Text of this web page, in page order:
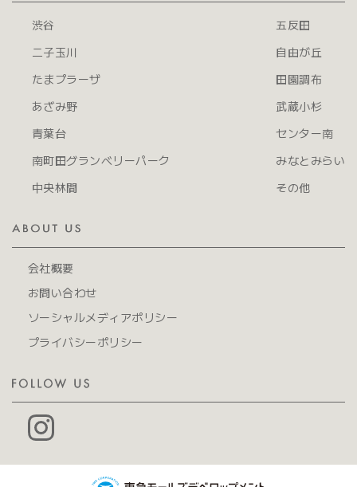
渋谷
二子玉川
たまプラーザ
あざみ野
青葉台
南町田グランベリーパーク
中央林間
五反田
自由が丘
田園調布
武蔵小杉
センター南
みなとみらい
その他
会社概要
お問い合わせ
ソーシャルメディアポリシー
プライバシーポリシー